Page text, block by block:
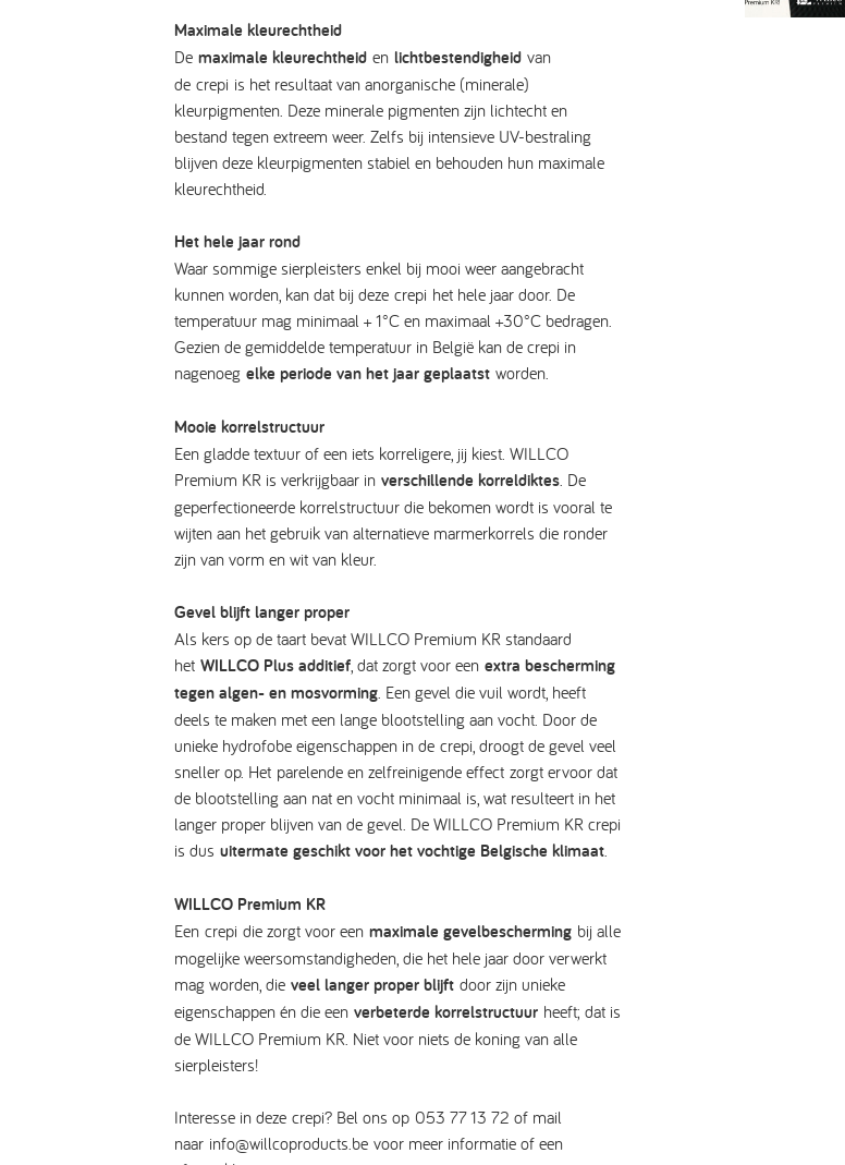
Maximale kleurechtheid
De maximale kleurechtheid en lichtbestendigheid van
de crepi is het resultaat van anorganische (minerale)
kleurpigmenten. Deze minerale pigmenten zijn lichtecht en
bestand tegen extreem weer. Zelfs bij intensieve UV-bestraling
blijven deze kleurpigmenten stabiel en behouden hun maximale
kleurechtheid.
Het hele jaar rond
Waar sommige sierpleisters enkel bij mooi weer aangebracht
kunnen worden, kan dat bij deze crepi het hele jaar door. De
temperatuur mag minimaal + 1°C en maximaal +30°C bedragen.
Gezien de gemiddelde temperatuur in België kan de crepi in
nagenoeg elke periode van het jaar geplaatst worden.
Mooie korrelstructuur
Een gladde textuur of een iets korreligere, jij kiest. WILLCO
Premium KR is verkrijgbaar in verschillende korreldiktes. De
geperfectioneerde korrelstructuur die bekomen wordt is vooral te
wijten aan het gebruik van alternatieve marmerkorrels die ronder
zijn van vorm en wit van kleur.
Gevel blijft langer proper
Als kers op de taart bevat WILLCO Premium KR standaard
het WILLCO Plus additief, dat zorgt voor een extra bescherming
tegen algen- en mosvorming. Een gevel die vuil wordt, heeft
deels te maken met een lange blootstelling aan vocht. Door de
unieke hydrofobe eigenschappen in de crepi, droogt de gevel veel
sneller op. Het parelende en zelfreinigende effect zorgt ervoor dat
de blootstelling aan nat en vocht minimaal is, wat resulteert in het
langer proper blijven van de gevel. De WILLCO Premium KR crepi
is dus uitermate geschikt voor het vochtige Belgische klimaat.
WILLCO Premium KR
Een crepi die zorgt voor een maximale gevelbescherming bij alle
mogelijke weersomstandigheden, die het hele jaar door verwerkt
mag worden, die veel langer proper blijft door zijn unieke
eigenschappen én die een verbeterde korrelstructuur heeft; dat is
de WILLCO Premium KR. Niet voor niets de koning van alle
sierpleisters!
Interesse in deze crepi? Bel ons op 053 77 13 72 of mail
naar info@willcoproducts.be voor meer informatie of een